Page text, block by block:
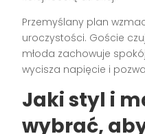
Przemyślany plan
uroczystości. Goście
młoda zachowuje
wycisza napięcie i
Jaki styl i
wybrać,